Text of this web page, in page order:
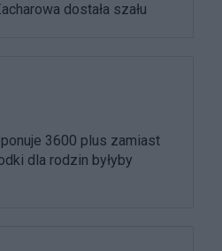
dostała szału
3600 plus zamiast
dla rodzin byłyby